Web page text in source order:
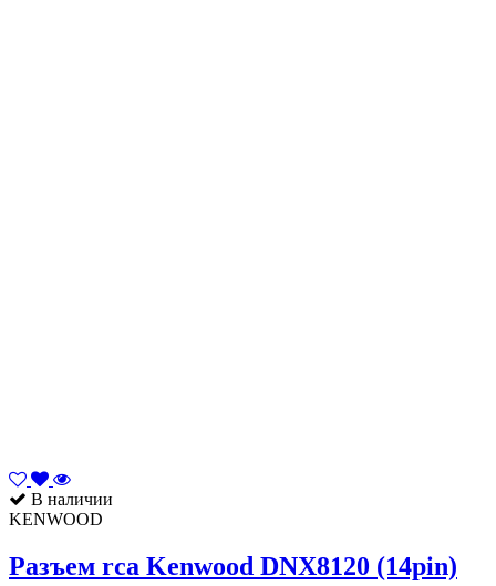
В наличии
KENWOOD
Разъем rca Kenwood DNX8120 (14pin)